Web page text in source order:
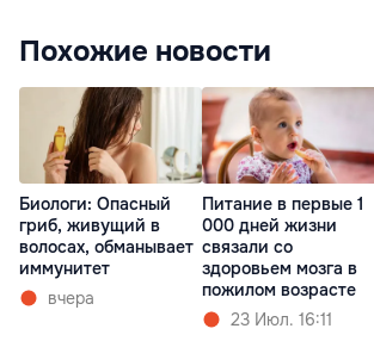
Похожие новости
Биологи: Опасный
гриб, живущий в
волосах, обманывает
иммунитет
вчера
Питание в первые 1
000 дней жизни
связали со
здоровьем мозга в
пожилом возрасте
23 Июл. 16:11